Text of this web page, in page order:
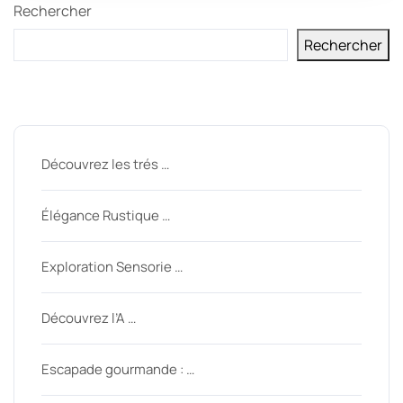
Rechercher
Rechercher
Découvrez les trés …
Élégance Rustique …
Exploration Sensorie …
Découvrez l’A …
Escapade gourmande : …